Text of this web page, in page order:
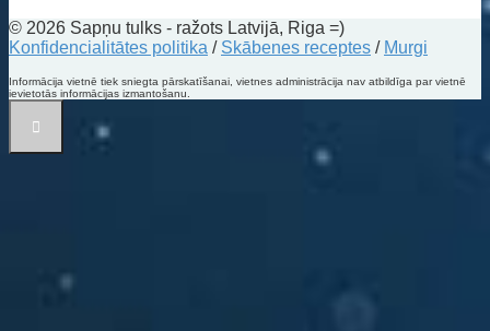
© 2026 Sapņu tulks - ražots Latvijā, Riga =)
Konfidencialitātes politika / Skābenes receptes / Murgi
Informācija vietnē tiek sniegta pārskatīšanai, vietnes administrācija nav atbildīga par vietnē
ievietotās informācijas izmantošanu.